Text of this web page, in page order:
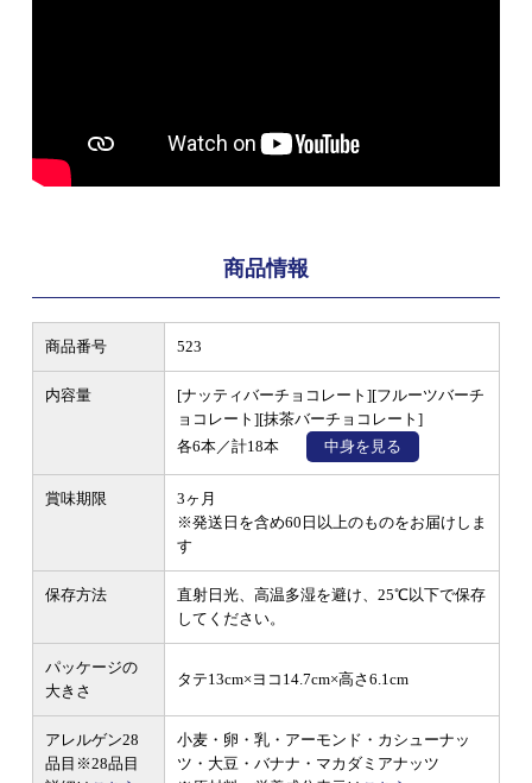
商品情報
商品番号 523
内容量
[ナッティバーチョコレート][フルーツバーチ
ョコレート][抹茶バーチョコレート]
各6本／計18本
中身を見る
賞味期限
3ヶ月
※発送日を含め60日以上のものをお届けしま
す
保存方法
直射日光、高温多湿を避け、25℃以下で保存
してください。
パッケージの
大きさ
タテ13cm×ヨコ14.7cm×高さ6.1cm
アレルゲン28
品目 ※28品目
小麦・卵・乳・アーモンド・カシューナッ
ツ・大豆・バナナ・マカダミアナッツ